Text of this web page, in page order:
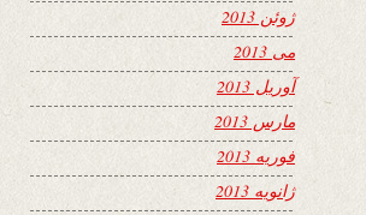
ژوئن 2013
می 2013
آوریل 2013
مارس 2013
فوریه 2013
ژانویه 2013